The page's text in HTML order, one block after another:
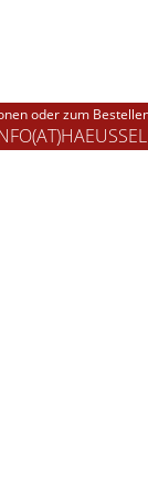
oder zum